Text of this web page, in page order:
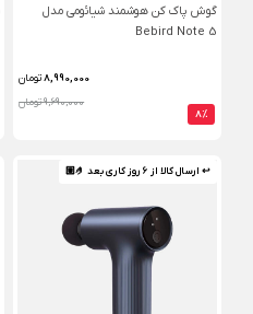
گوش پاک کن هوشمند شیائومی مدل
Bebird Note 5
8,990,000تومان
9,690,000 تومان
8%
↩ ارسال کالا از 6 روز کاری بعد 🤌🏼